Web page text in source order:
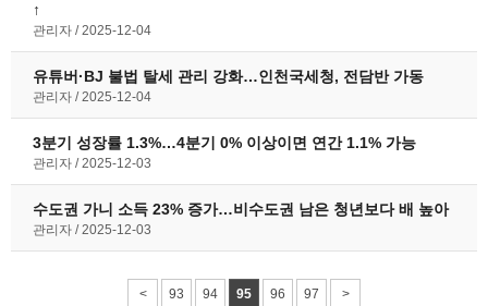
↑
관리자 2025-12-04
유튜버·BJ 불법 탈세 관리 강화…인천국세청, 전담반 가동
관리자 2025-12-04
3분기 성장률 1.3%…4분기 0% 이상이면 연간 1.1% 가능
관리자 2025-12-03
수도권 가니 소득 23% 증가…비수도권 남은 청년보다 배 높아
관리자 2025-12-03
< 93 94 95 96 97 >